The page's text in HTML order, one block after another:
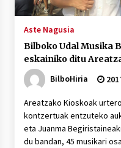
Aste Nagusia
Bilboko Udal Musika
eskainiko ditu
BilboHiria
Areatzako Kioskoak
kontzertuak entzuteko
eta Juanma
du bandan, 45 musikari